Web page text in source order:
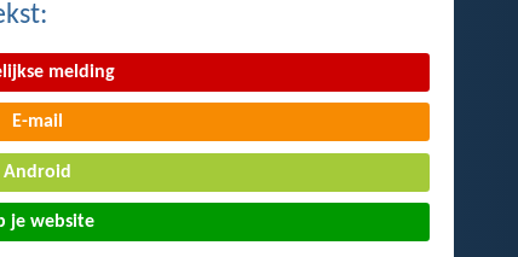
melding
E-mail
Android
je website